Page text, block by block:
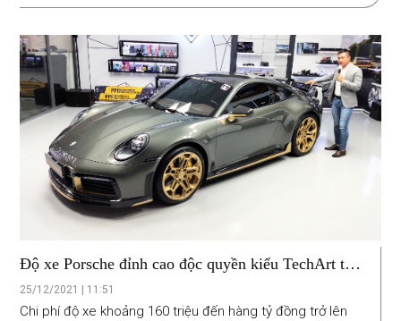
hiện đại.
Độ xe Porsche đỉnh cao độc quyền kiểu TechArt tại
Việt Nam
25/12/2021 | 11:51
Chi phí độ xe khoảng 160 triệu đến hàng tỷ đồng trở lên